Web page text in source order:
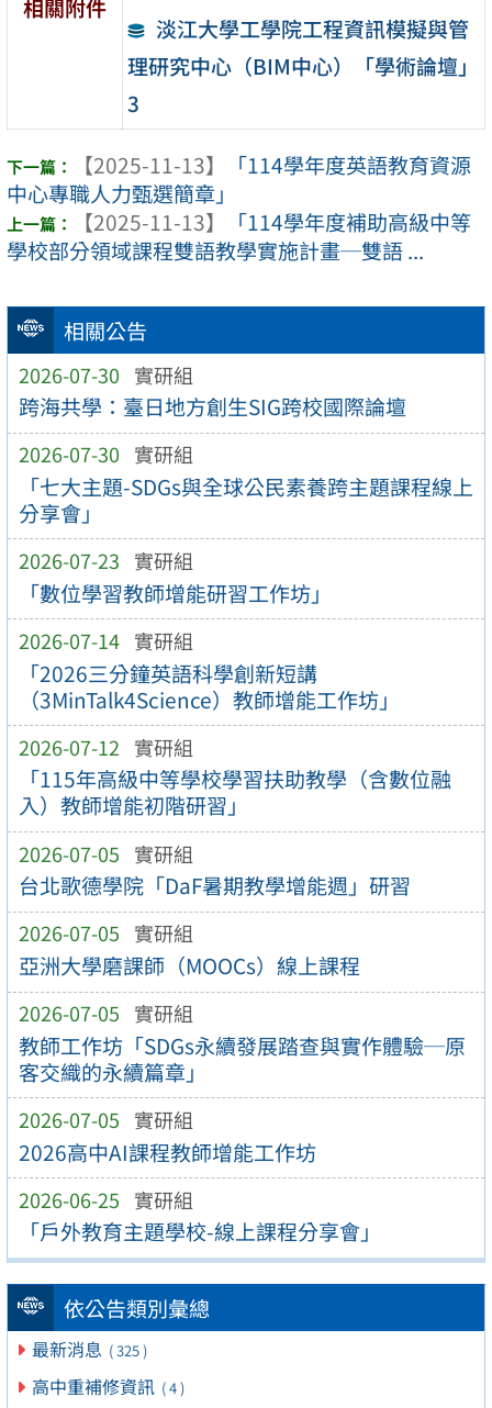
相關公告
2026-07-30 實研組
跨海共學：臺日地方創生SIG跨校國際論壇
2026-07-30 實研組
「七大主題-SDGs與全球公民素養跨主題課程線上
分享會」
2026-07-23 實研組
「數位學習教師增能研習工作坊」
2026-07-14 實研組
「2026三分鐘英語科學創新短講
（3MinTalk4Science）教師增能工作坊」
2026-07-12 實研組
「115年高級中等學校學習扶助教學（含數位融
入）教師增能初階研習」
2026-07-05 實研組
台北歌德學院「DaF暑期教學增能週」研習
2026-07-05 實研組
亞洲大學磨課師（MOOCs）線上課程
2026-07-05 實研組
教師工作坊「SDGs永續發展踏查與實作體驗─原
客交織的永續篇章」
2026-07-05 實研組
2026高中AI課程教師增能工作坊
2026-06-25 實研組
「戶外教育主題學校-線上課程分享會」
依公告類別彙總
最新消息 ( 325 )
高中重補修資訊 ( 4 )
相關附件
淡江大學工學院工程資訊模擬與管
理研究中心（BIM中心）「學術論壇」
3
【2025-11-13】
「114學年度英語教育資源
中心專職人力甄選簡章」
【2025-11-13】
「114學年度補助高級中等
學校部分領域課程雙語教學實施計畫─雙語 ...